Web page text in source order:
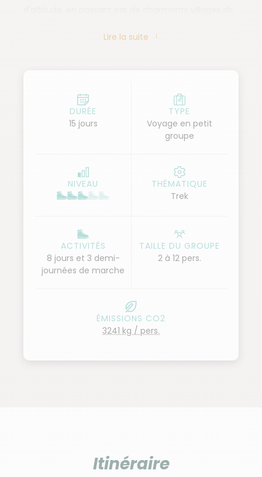
Nous terminons notre aventure par deux nuits à
chaleureux et la joie de vivre des Cap-Verdiens nous
laissent des souvenirs inoubliables et l'envie de
revenir. Ce voyage en petit groupe, guidé par nos
experts, est une occasion unique de découvrir toute
Lire la suite
DURÉE
15 jours
TYPE
Voyage en petit
groupe
NIVEAU
THÉMATIQUE
Trek
ACTIVITÉS
8 jours et 3 demi-
journées de marche
TAILLE DU GROUPE
2 à 12 pers.
ÉMISSIONS CO2
3241 kg / pers.
Itinéraire